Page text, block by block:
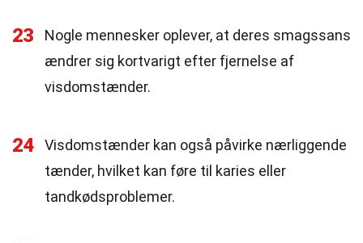
23
Nogle mennesker oplever, at deres smagssans
ændrer sig kortvarigt efter fjernelse af
visdomstænder.
24
Visdomstænder kan også påvirke nærliggende
tænder, hvilket kan føre til karies eller
tandkødsproblemer.